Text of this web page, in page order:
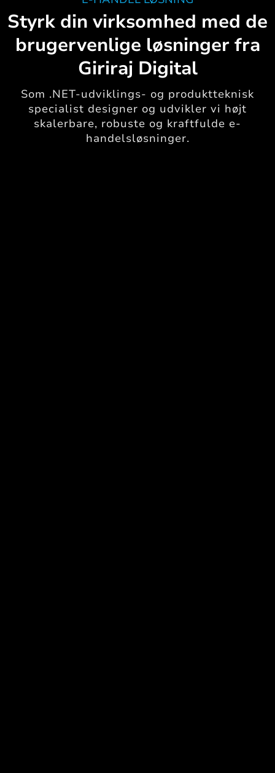
Styrk din virksomhed med de
brugervenlige løsninger fra
Giriraj Digital
Som .NET-udviklings- og produktteknisk
specialist designer og udvikler vi højt
skalerbare, robuste og kraftfulde e-
handelsløsninger.